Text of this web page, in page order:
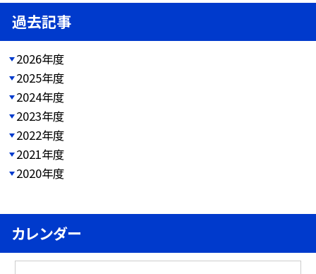
過去記事
2026年度
2025年度
2024年度
2023年度
2022年度
2021年度
2020年度
カレンダー